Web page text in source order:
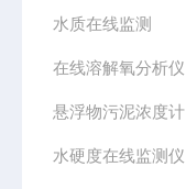
水质在线监测
在线溶解氧分析仪
悬浮物污泥浓度计
水硬度在线监测仪